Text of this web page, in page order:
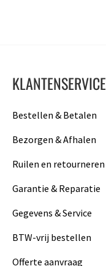
KLANTENSERVICE
Bestellen & Betalen
Bezorgen & Afhalen
Ruilen en retourneren
Garantie & Reparatie
Gegevens & Service
BTW-vrij bestellen
Offerte aanvraag